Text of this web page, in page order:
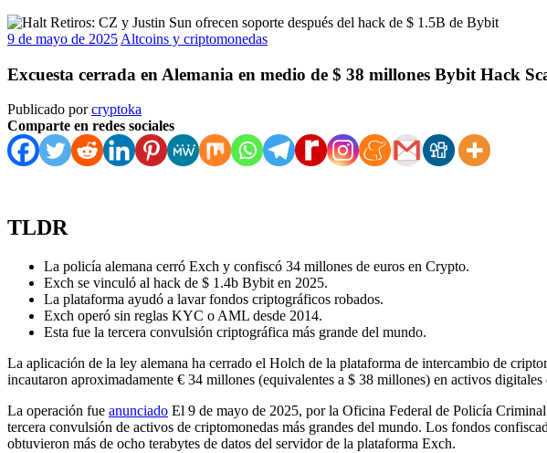
9 de mayo de 2025 Altcoins y criptomonedas
Excuesta cerrada en Alemania en medio de $ 38 millones Bybit Hack
Publicado porcryptoka
Comparte en redes sociales
TLDR
La policía alemana cerró Exch y confiscó 34 millones de euros en Crypto.
Exch se vinculó al hack de $ 1.4b Bybit en 2025.
La plataforma ayudó a lavar fondos criptográficos robados.
Exch operó sin reglas KYC o AML desde 2014.
Esta fue la tercera convulsión criptográfica más grande del mundo.
La aplicación de la ley alemana ha cerrado el Holch de la plataforma de intercambio de
incautaron aproximadamente € 34 millones (equivalentes a $ 38 millones) en activos
La operación fue anunciado El 9 de mayo de 2025, por la Oficina Federal de Policía
tercera convulsión de activos de criptomonedas más grandes del mundo. Los fondos
obtuvieron más de ocho terabytes de datos del servidor de la plataforma Exch.